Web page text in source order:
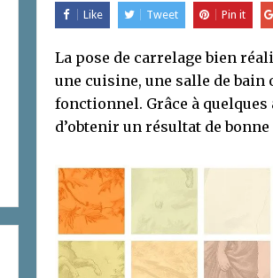
Like Tweet Pin it
La pose de carrelage bien
une cuisine, une salle de bain
fonctionnel. Grâce à
d’obtenir un résultat de